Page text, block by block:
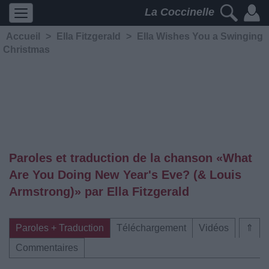
La Coccinelle
Accueil > Ella Fitzgerald >
Ella Wishes You a Swinging
Christmas
Paroles et traduction de la chanson «What
Are You Doing New Year's Eve? (& Louis
Armstrong)» par Ella Fitzgerald
⇑
Paroles + Traduction Téléchargement
Vidéos
Commentaires